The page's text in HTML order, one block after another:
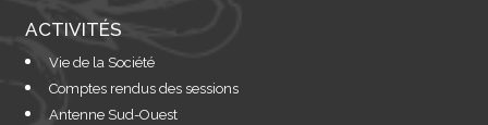
ACTIVITÉS
Vie de la Société
Comptes rendus des sessions
Antenne Sud-Ouest